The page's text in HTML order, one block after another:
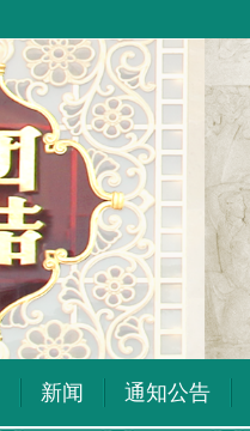
新闻 通知公告